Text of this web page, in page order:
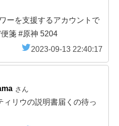
ーを支援するアカウントで
箋 #原神 5204
2023-09-13 22:40:17
さん
ィリウの説明書届くの待っ